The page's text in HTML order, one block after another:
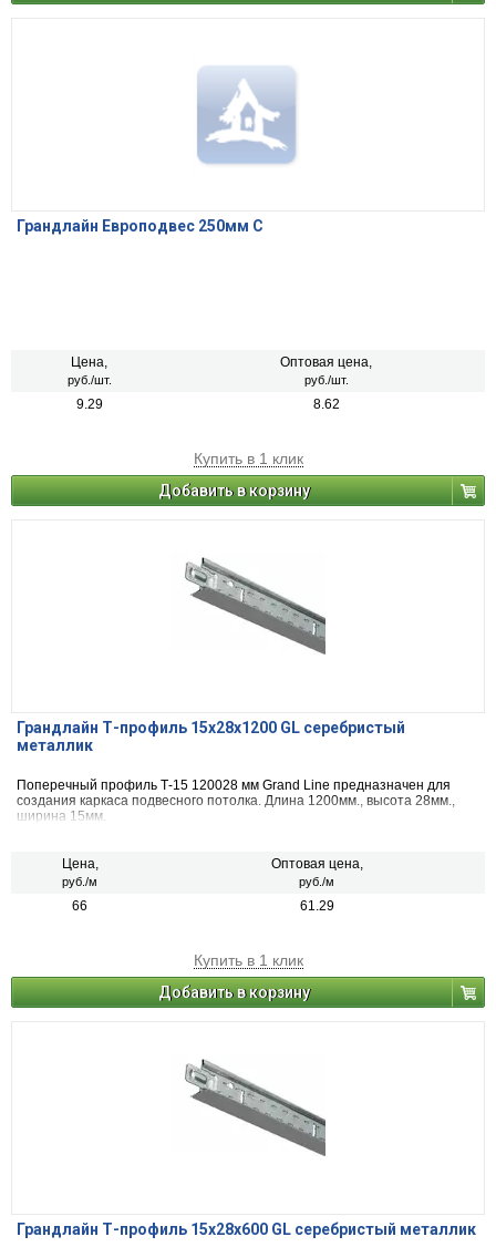
Грандлайн Европодвес 250мм С
Цена,
руб./шт.
Оптовая цена,
руб./шт.
9.29 8.62
Купить в 1 клик
Добавить в корзину
Грандлайн Т-профиль 15х28х1200 GL серебристый
металлик
Поперечный профиль Т-15 120028 мм Grand Line предназначен для
создания каркаса подвесного потолка. Длина 1200мм., высота 28мм.,
ширина 15мм.
Цена,
руб./м
Оптовая цена,
руб./м
66 61.29
Купить в 1 клик
Добавить в корзину
Грандлайн Т-профиль 15х28х600 GL серебристый металлик